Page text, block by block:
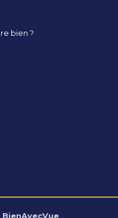
bien ?